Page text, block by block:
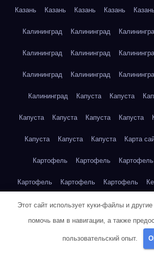
Казань Казань Казань Казань
Калининград Калининград
Калининград Калининград
Калининград Калининград
Калининград Капуста Капуста
Капуста Капуста Капуста Капуста
Капуста Капуста Капуста Карта
Картофель Картофель Картофель
Картофель Картофель Картофель
Кейптаун Кейптаун Кейптаун
Кейптаун Кейптаун Кейптаун
Этот сайт использует куки-файлы и
помочь вам в навигации, а также
пользовательский опыт.